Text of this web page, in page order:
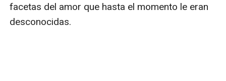
facetas del amor que hasta el momento le eran
desconocidas.